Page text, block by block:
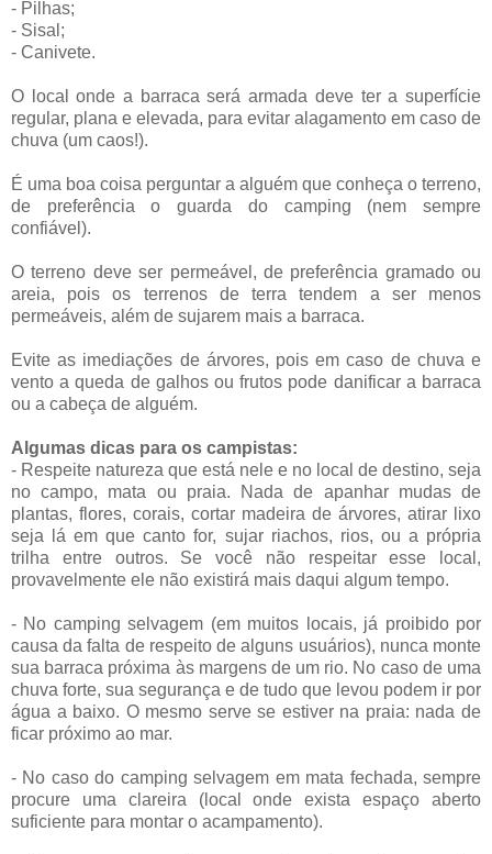
- Pilhas;
- Sisal;
- Canivete.
O local onde a barraca será armada deve ter a superfície
regular, plana e elevada, para evitar alagamento em caso de
chuva (um caos!).
É uma boa coisa perguntar a alguém que conheça o terreno,
de preferência o guarda do camping (nem sempre
confiável).
O terreno deve ser permeável, de preferência gramado ou
areia, pois os terrenos de terra tendem a ser menos
permeáveis, além de sujarem mais a barraca.
Evite as imediações de árvores, pois em caso de chuva e
vento a queda de galhos ou frutos pode danificar a barraca
ou a cabeça de alguém.
Algumas dicas para os campistas:
- Respeite natureza que está nele e no local de destino, seja
no campo, mata ou praia. Nada de apanhar mudas de
plantas, flores, corais, cortar madeira de árvores, atirar lixo
seja lá em que canto for, sujar riachos, rios, ou a própria
trilha entre outros. Se você não respeitar esse local,
provavelmente ele não existirá mais daqui algum tempo.
- No camping selvagem (em muitos locais, já proibido por
causa da falta de respeito de alguns usuários), nunca monte
sua barraca próxima às margens de um rio. No caso de uma
chuva forte, sua segurança e de tudo que levou podem ir por
água a baixo. O mesmo serve se estiver na praia: nada de
ficar próximo ao mar.
- No caso do camping selvagem em mata fechada, sempre
procure uma clareira (local onde exista espaço aberto
suficiente para montar o acampamento).